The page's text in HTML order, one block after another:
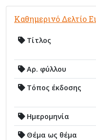
Καθημερινό Δελτίο
Τίτλος
Αρ. φύλλου
Τόπος έκδοσης
Ημερομηνία
Θέμα ως θέμα